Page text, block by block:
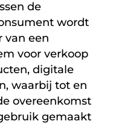
de
wordt
van een
voor verkoop
digitale
waarbij tot en
overeenkomst
gemaakt